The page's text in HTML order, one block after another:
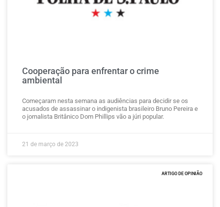
Cooperação para enfrentar o crime
ambiental
Começaram nesta semana as audiências para decidir se os
acusados de assassinar o indigenista brasileiro Bruno Pereira e
o jornalista Britânico Dom Phillips vão a júri popular.
21 de março de 2023
ARTIGO DE OPINIÃO